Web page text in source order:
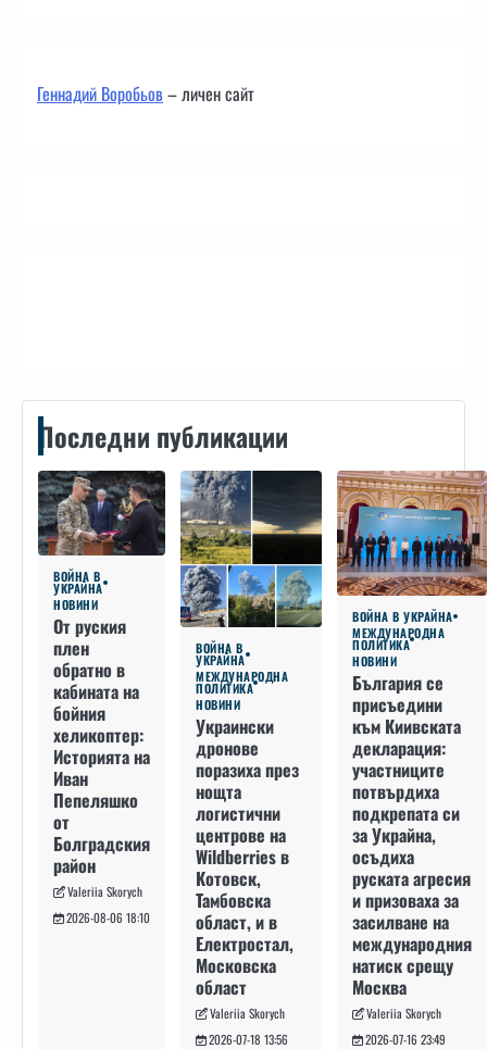
Геннадий Воробьов– личен сайт
Последни публикации
ВОЙНА В
УКРАЙНА
НОВИНИ
От руския
плен
обратно в
кабината на
бойния
хеликоптер:
Историята на
Иван
Пепеляшко
от
Болградския
район
Valeriia Skorych
2026-08-06 18:10
ВОЙНА В
УКРАЙНА
МЕЖДУНАРОДНА
ПОЛИТИКА
НОВИНИ
Украински
дронове
поразиха през
нощта
логистични
центрове на
Wildberries в
Котовск,
Тамбовска
област, и в
Електростал,
Московска
област
Valeriia Skorych
2026-07-18 13:56
ВОЙНА В УКРАЙНА
МЕЖДУНАРОДНА
ПОЛИТИКА
НОВИНИ
България се
присъедини
към Киивската
декларация:
участниците
потвърдиха
подкрепата си
за Украйна,
осъдиха
руската агресия
и призоваха за
засилване на
международния
натиск срещу
Москва
Valeriia Skorych
2026-07-16 23:49